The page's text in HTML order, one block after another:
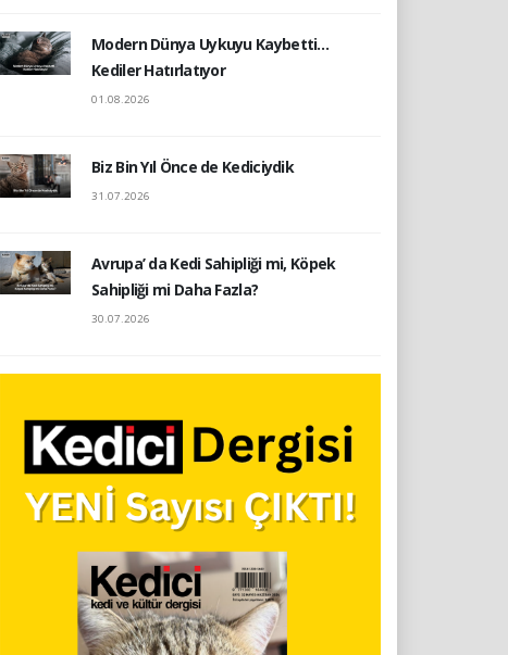
Modern Dünya Uykuyu Kaybetti…
Kediler Hatırlatıyor
01.08.2026
Biz Bin Yıl Önce de Kediciydik
31.07.2026
Avrupa’ da Kedi Sahipliği mi, Köpek
Sahipliği mi Daha Fazla?
30.07.2026